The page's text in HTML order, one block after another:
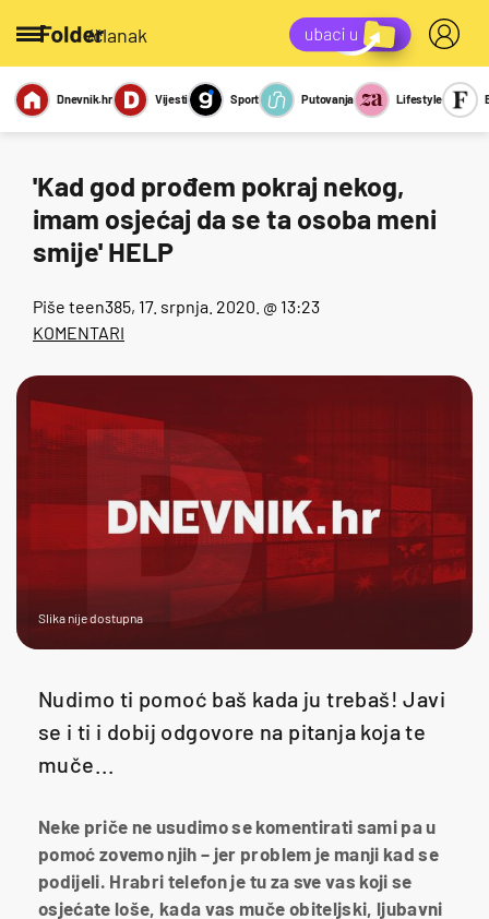
/članak
Miks Kviz
Report
Dnevnik.hr Vijesti Sport Putovanja Lifestyle
'Kad god prođem pokraj nekog,
imam osjećaj da se ta osoba meni
smije' HELP
Piše teen385, 17. srpnja. 2020. @ 13:23
KOMENTARI
Slika nije dostupna
Nudimo ti pomoć baš kada ju trebaš! Javi
se i ti i dobij odgovore na pitanja koja te
muče...
Neke priče ne usudimo se komentirati sami pa u
pomoć zovemo njih – jer problem je manji kad se
podijeli. Hrabri telefon je tu za sve vas koji se
osjećate loše, kada vas muče obiteljski, ljubavni